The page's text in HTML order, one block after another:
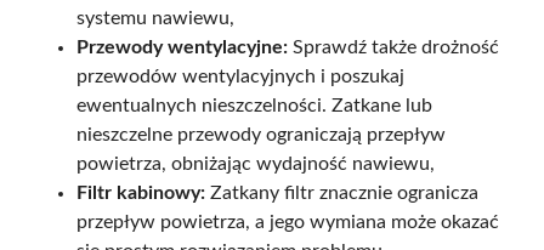
systemu nawiewu,
Przewody wentylacyjne: Sprawdź także drożność
przewodów wentylacyjnych i poszukaj
ewentualnych nieszczelności. Zatkane lub
nieszczelne przewody ograniczają przepływ
powietrza, obniżając wydajność nawiewu,
Filtr kabinowy: Zatkany filtr znacznie ogranicza
przepływ powietrza, a jego wymiana może okazać